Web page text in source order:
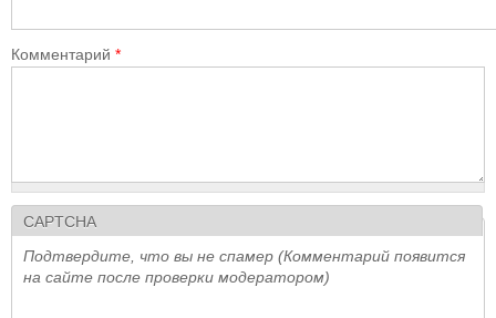
Комментарий *
CAPTCHA
Подтвердите, что вы не спамер (Комментарий появится
на сайте после проверки модератором)